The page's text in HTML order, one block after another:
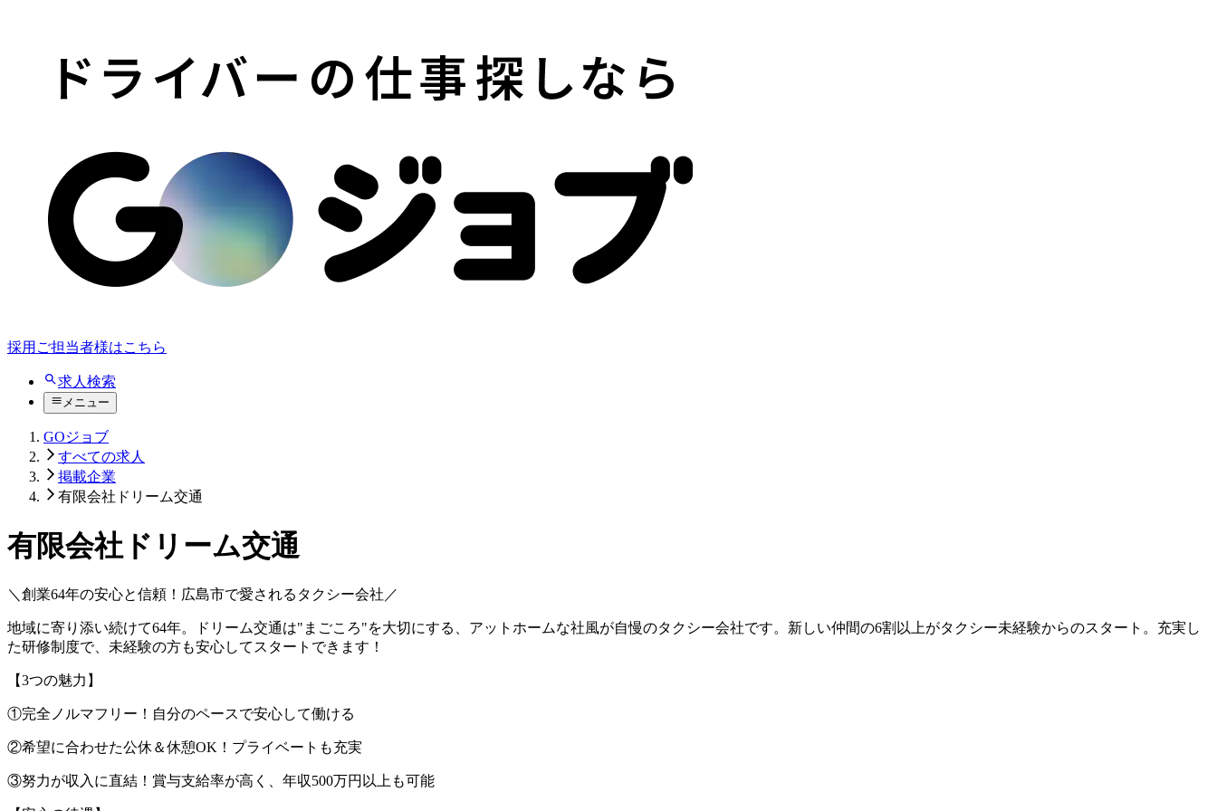
採用ご担当者様はこちら
求人検索
メニュー
GOジョブ
すべての求人
掲載企業
有限会社ドリーム交通
有限会社ドリーム交通
＼創業64年の安心と信頼！広島市で愛されるタクシー会社／
地域に寄り添い続けて64年。ドリーム交通は"まごころ"を大切にする、アットホームな社風が自慢のタクシー会社です。新しい仲間の6割以上がタクシー未経験からのスタート。充実し
た研修制度で、未経験の方も安心してスタートできます！
【3つの魅力】
①完全ノルマフリー！自分のペースで安心して働ける
②希望に合わせた公休＆休憩OK！プライベートも充実
③努力が収入に直結！賞与支給率が高く、年収500万円以上も可能